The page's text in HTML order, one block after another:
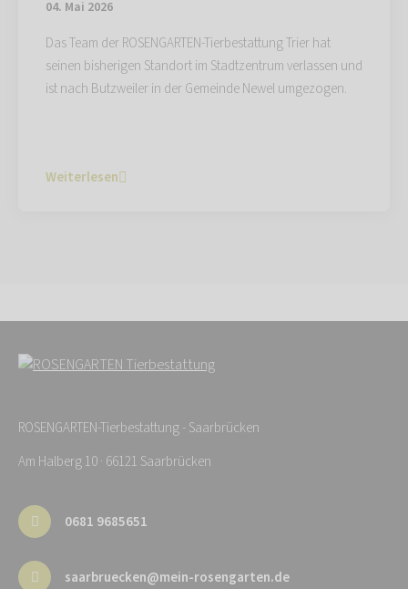
04. Mai 2026
Das Team der ROSENGARTEN-Tierbestattung Trier hat
seinen bisherigen Standort im Stadtzentrum verlassen und
ist nach Butzweiler in der Gemeinde Newel umgezogen.
Weiterlesen
ROSENGARTEN-Tierbestattung - Saarbrücken
Am Halberg 10 · 66121 Saarbrücken
0681 9685651
saarbruecken@mein-rosengarten.de